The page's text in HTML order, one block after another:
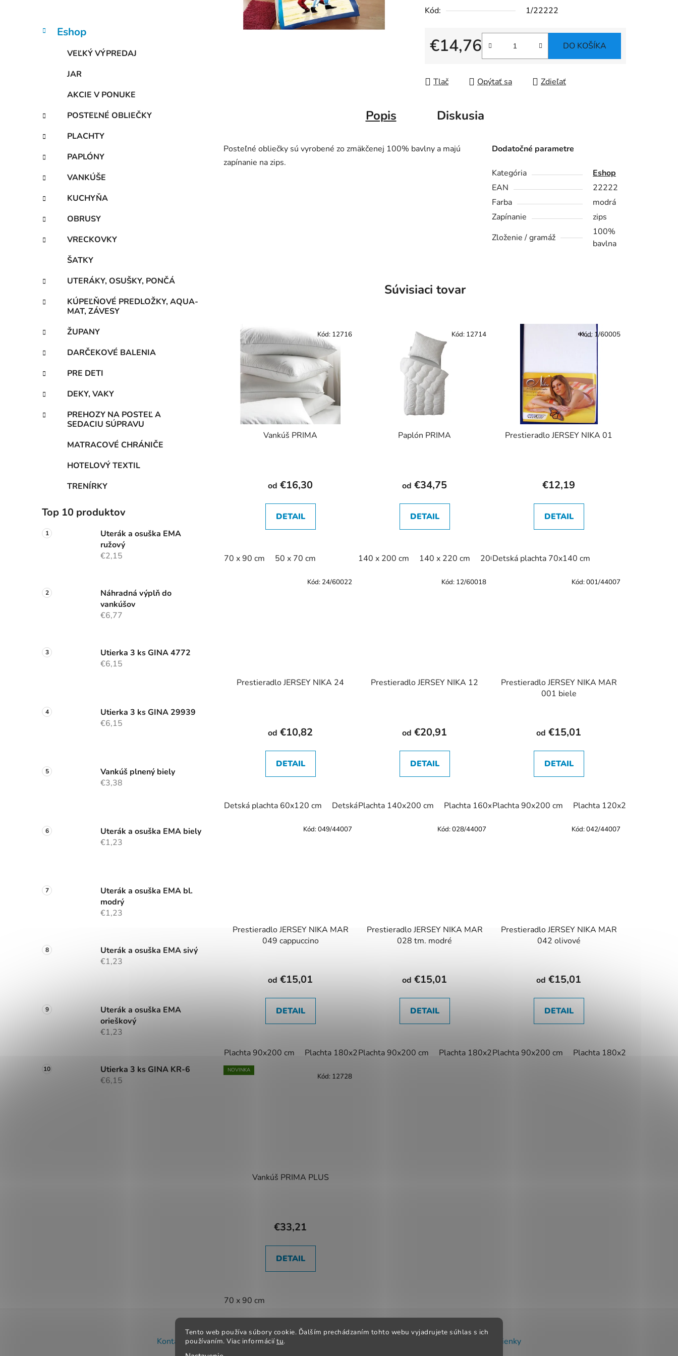
Tento web používa súbory cookie. Ďalším prechádzaním tohto webu vyjadrujete súhlas s ich
používaním. Viac informáciítu.
lPreskočiť
kategórie
K
a
e
Eshop
VEĽKÝ VÝPREDAJ
JAR
AKCIE V PONUKE
POSTEĽNÉ OBLIEČKY
PLACHTY
PAPLÓNY
VANKÚŠE
KUCHYŇA
OBRUSY
VRECKOVKY
ŠATKY
UTERÁKY, OSUŠKY, PONČÁ
KÚPEĽŇOVÉ PREDLOŽKY, AQUA-
MAT, ZÁVESY
ŽUPANY
DARČEKOVÉ BALENIA
PRE DETI
DEKY, VAKY
PREHOZY NA POSTEĽ A
SEDACIU SÚPRAVU
MATRACOVÉ CHRÁNIČE
HOTELOVÝ TEXTIL
TRENÍRKY
Top 10 produktov
Uterák a osuška EMA
ružový
€2,15
Náhradná výplň do
vankúšov
€6,77
Utierka 3 ks GINA 4772
€6,15
Utierka 3 ks GINA 29939
€6,15
Vankúš plnený biely
€3,38
Uterák a osuška EMA biely
€1,23
Uterák a osuška EMA bl.
modrý
€1,23
Uterák a osuška EMA sivý
€1,23
Uterák a osuška EMA
orieškový
€1,23
Utierka 3 ks GINA KR-6
€6,15
Kód: 1/22222
€14,76
Jednotková cena:
DO KOŠÍKA
Tlač Opýtať sa Zdieľať
Popis Diskusia
Posteľné obliečky sú vyrobené zo zmäkčenej 100% bavlny a majú
zapínanie na zips.
Dodatočné parametre
Kategória
Eshop
EAN
22222
Farba
modrá
Zapínanie
zips
Zloženie / gramáž
100%
bavlna
Súvisiaci tovar
Vankúš PRIMA
od €16,30
DETAIL
70 x 90 cm 50 x 70 cm
Kód: 12716
Paplón PRIMA
od €34,75
DETAIL
140 x 200 cm 140 x 220 cm 200 x 220 cm
Kód: 12714
Prestieradlo JERSEY NIKA 01
€12,19
DETAIL
Detská plachta 70x140 cm
Kód: 1/60005
Prestieradlo JERSEY NIKA 24
od €10,82
DETAIL
Detská plachta 60x120 cm Detská plachta 70x140 cm Plachta 140x200 cm Plachta 160x200 cm Plachta 180x200
Kód: 24/60022
Prestieradlo JERSEY NIKA 12
od €20,91
DETAIL
Plachta 140x200 cm Plachta 160x200 cm
Kód: 12/60018
Prestieradlo JERSEY NIKA MAR
001 biele
od €15,01
DETAIL
Plachta 90x200 cm Plachta 120x200 cm
Kód:001/44007
Prestieradlo JERSEY NIKA MAR
049 cappuccino
od €15,01
DETAIL
Plachta 90x200 cm Plachta 180x200 cm Plachta 200x220 cm
Kód:049/44007
Prestieradlo JERSEY NIKA MAR
028 tm. modré
od €15,01
DETAIL
Plachta 90x200 cm Plachta 180x200 cm
Kód:028/44007
Prestieradlo JERSEY NIKA MAR
042 olivové
od €15,01
DETAIL
Plachta 90x200 cm Plachta 180x200 cm
Kód:042/44007
NOVINKA
Vankúš PRIMA PLUS
€33,21
DETAIL
70 x 90 cm
Kód: 12728
Kontakt Obchodné podmienky Odstúpenie od zmluvy Obchodné podmienky